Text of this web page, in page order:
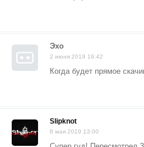
Эхо
2 июня 2019 19:42
Когда будет прямое
Slipknot
8 мая 2019 13:00